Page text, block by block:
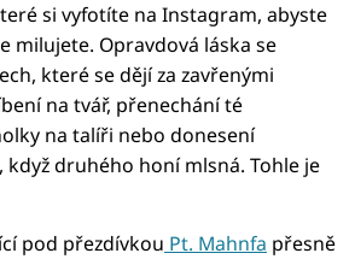
si vyfotíte na Instagram, abyste
milujete. Opravdová láska se
které se dějí za zavřenými
na tvář, přenechání té
na talíři nebo donesení
druhého honí mlsná. Tohle je
pod přezdívkou Pt. Mahnfa přesně